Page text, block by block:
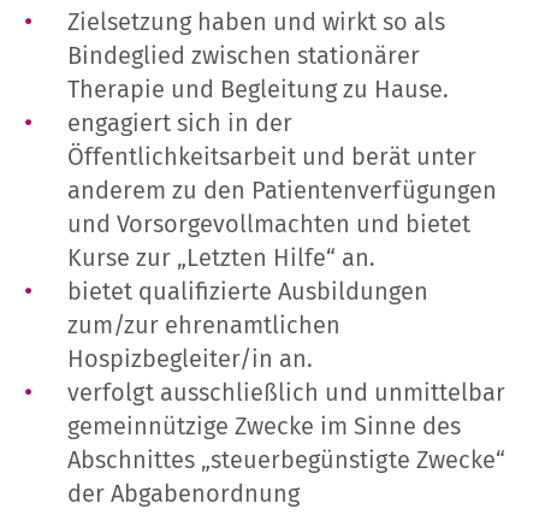
Zielsetzung haben und wirkt so als
Bindeglied zwischen stationärer
Therapie und Begleitung zu Hause.
engagiert sich in der
Öffentlichkeitsarbeit und berät unter
anderem zu den Patientenverfügungen
und Vorsorgevollmachten und bietet
Kurse zur „Letzten Hilfe“ an.
bietet qualifizierte Ausbildungen
zum/zur ehrenamtlichen
Hospizbegleiter/in an.
verfolgt ausschließlich und unmittelbar
gemeinnützige Zwecke im Sinne des
Abschnittes „steuerbegünstigte Zwecke“
der Abgabenordnung